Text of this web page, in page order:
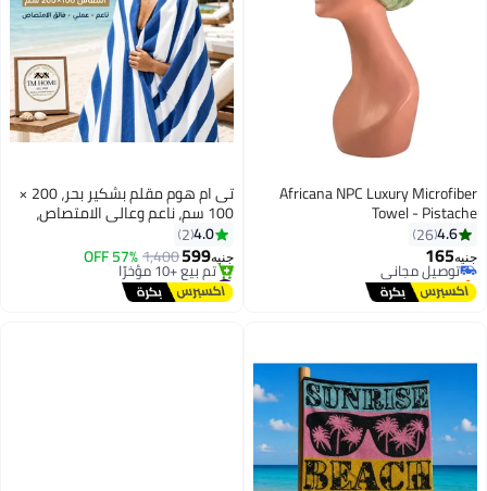
3
Africana NPC Luxury Microfiber
Towel - Pistache
4.6
26
جنيه165
توصيل مجاني
باقي 1 وحدات في المخزون
توصيل مجاني
4
تى ام هوم مقلم بشكير بحر، 200 ×
100 سم، ناعم وعالي الامتصاص،
سريع الجفاف، لمسة فندقية راقية،
أزرق
4.0
2
جنيه599
1,400
57% OFF
#1 في مناشف الشاطئ
توصيل مجاني
تم بيع +10 مؤخرًا